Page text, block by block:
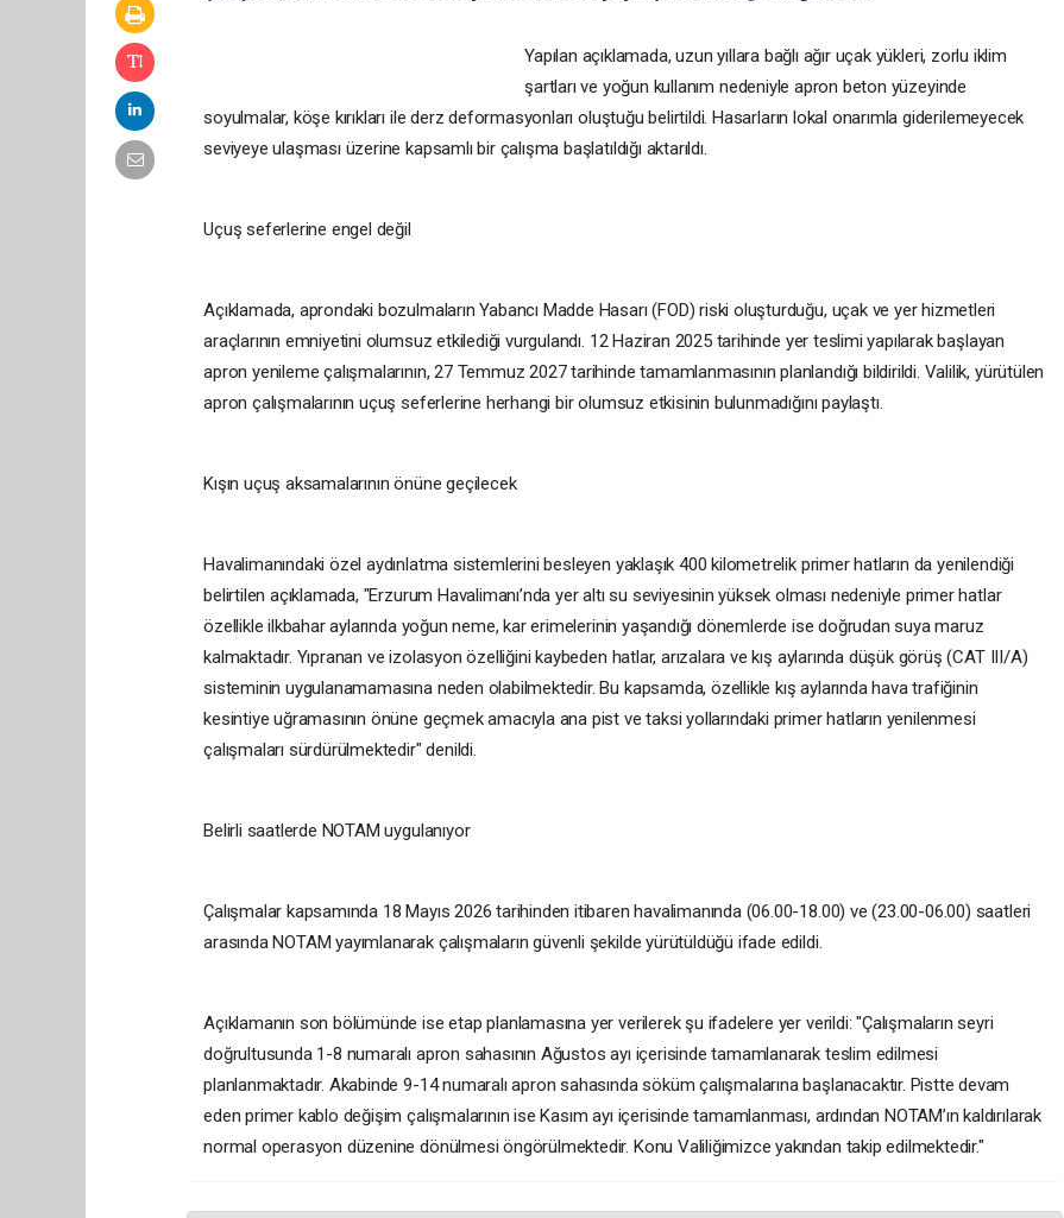
Yapılan açıklamada, uzun yıllara bağlı ağır uçak yükleri, zorlu iklim
şartları ve yoğun kullanım nedeniyle apron beton yüzeyinde
soyulmalar, köşe kırıkları ile derz deformasyonları oluştuğu belirtildi. Hasarların lokal onarımla giderilemeyecek
seviyeye ulaşması üzerine kapsamlı bir çalışma başlatıldığı aktarıldı.
Uçuş seferlerine engel değil
Açıklamada, aprondaki bozulmaların Yabancı Madde Hasarı (FOD) riski oluşturduğu, uçak ve yer hizmetleri
araçlarının emniyetini olumsuz etkilediği vurgulandı. 12 Haziran 2025 tarihinde yer teslimi yapılarak başlayan
apron yenileme çalışmalarının, 27 Temmuz 2027 tarihinde tamamlanmasının planlandığı bildirildi. Valilik, yürütülen
apron çalışmalarının uçuş seferlerine herhangi bir olumsuz etkisinin bulunmadığını paylaştı.
Kışın uçuş aksamalarının önüne geçilecek
Havalimanındaki özel aydınlatma sistemlerini besleyen yaklaşık 400 kilometrelik primer hatların da yenilendiği
belirtilen açıklamada, "Erzurum Havalimanı’nda yer altı su seviyesinin yüksek olması nedeniyle primer hatlar
özellikle ilkbahar aylarında yoğun neme, kar erimelerinin yaşandığı dönemlerde ise doğrudan suya maruz
kalmaktadır. Yıpranan ve izolasyon özelliğini kaybeden hatlar, arızalara ve kış aylarında düşük görüş (CAT III/A)
sisteminin uygulanamamasına neden olabilmektedir. Bu kapsamda, özellikle kış aylarında hava trafiğinin
kesintiye uğramasının önüne geçmek amacıyla ana pist ve taksi yollarındaki primer hatların yenilenmesi
çalışmaları sürdürülmektedir" denildi.
Belirli saatlerde NOTAM uygulanıyor
Çalışmalar kapsamında 18 Mayıs 2026 tarihinden itibaren havalimanında (06.00-18.00) ve (23.00-06.00) saatleri
arasında NOTAM yayımlanarak çalışmaların güvenli şekilde yürütüldüğü ifade edildi.
Açıklamanın son bölümünde ise etap planlamasına yer verilerek şu ifadelere yer verildi: "Çalışmaların seyri
doğrultusunda 1-8 numaralı apron sahasının Ağustos ayı içerisinde tamamlanarak teslim edilmesi
planlanmaktadır. Akabinde 9-14 numaralı apron sahasında söküm çalışmalarına başlanacaktır. Pistte devam
eden primer kablo değişim çalışmalarının ise Kasım ayı içerisinde tamamlanması, ardından NOTAM’ın kaldırılarak
normal operasyon düzenine dönülmesi öngörülmektedir. Konu Valiliğimizce yakından takip edilmektedir."